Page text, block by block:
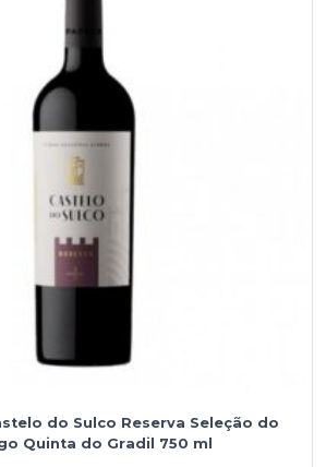
do Sulco Reserva Seleção do
Quinta do Gradil 750 ml